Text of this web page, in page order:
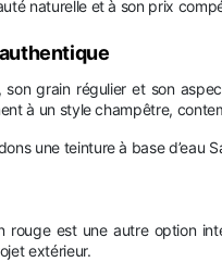
naturelle et à son prix
grain régulier et son
à un style champêtre,
une teinture à base
rouge est une autre option
extérieur.